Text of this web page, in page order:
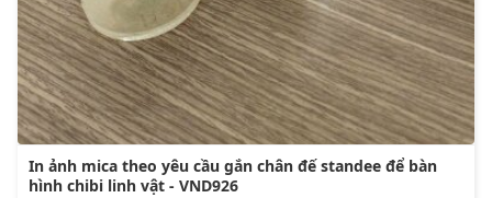
In ảnh mica theo yêu cầu gắn chân đế standee để bàn
hình chibi linh vật - VND926